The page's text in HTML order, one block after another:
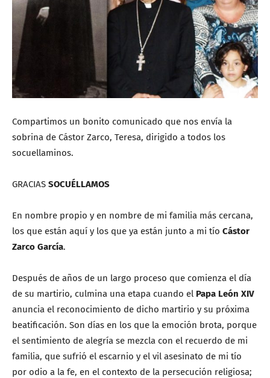
Compartimos un bonito comunicado que nos envía la
sobrina de Cástor Zarco, Teresa, dirigido a todos los
socuellaminos.
GRACIAS SOCUÉLLAMOS
En nombre propio y en nombre de mi familia más cercana,
los que están aquí y los que ya están junto a mi tío Cástor
Zarco García.
Después de años de un largo proceso que comienza el día
de su martirio, culmina una etapa cuando el Papa León XIV
anuncia el reconocimiento de dicho martirio y su próxima
beatificación. Son días en los que la emoción brota, porque
el sentimiento de alegría se mezcla con el recuerdo de mi
familia, que sufrió el escarnio y el vil asesinato de mi tío
por odio a la fe, en el contexto de la persecución religiosa;